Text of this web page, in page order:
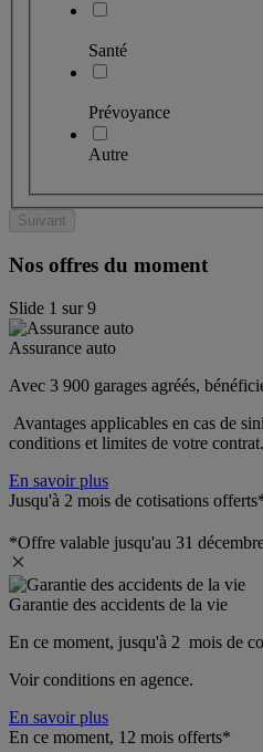
Santé
Prévoyance
Autre
Suivant
Nos offres du moment
Slide 1 sur9
Assurance auto
Avec 3 900 garages agréés,
Avantages applicables en cas de
conditions et limites de votre contrat.
En savoir plus
Jusqu'à 2 mois de cotisations
*Offre valable jusqu'au 31
Garantie des accidents de la vie
En ce moment, jusqu'à 2  mois de
Voir conditions en agence.
En savoir plus
En ce moment, 12 mois offerts*